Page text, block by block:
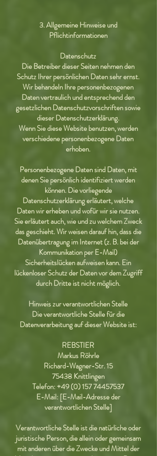
3. Allgemeine Hinweise und
Pflichtinformationen
Datenschutz
Die Betreiber dieser Seiten nehmen den
Schutz Ihrer persönlichen Daten sehr ernst.
Wir behandeln Ihre personenbezogenen
Daten vertraulich und entsprechend den
gesetzlichen Datenschutzvorschriften sowie
dieser Datenschutzerklärung.
Wenn Sie diese Website benutzen, werden
verschiedene personenbezogene Daten
erhoben.
Personenbezogene Daten sind Daten, mit
denen Sie persönlich identifiziert werden
können. Die vorliegende
Datenschutzerklärung erläutert, welche
Daten wir erheben und wofür wir sie nutzen.
Sie erläutert auch, wie und zu welchem Zweck
das geschieht. Wir weisen darauf hin, dass die
Datenübertragung im Internet (z. B. bei der
Kommunikation per E-Mail)
Sicherheitslücken aufweisen kann. Ein
lückenloser Schutz der Daten vor dem Zugriff
durch Dritte ist nicht möglich.
Hinweis zur verantwortlichen Stelle
Die verantwortliche Stelle für die
Datenverarbeitung auf dieser Website ist:
REBSTIER
Markus Röhrle
Richard-Wagner-Str. 15
75438 Knittlingen
Telefon:+49 (0) 157 74457537
E-Mail: [E-Mail-Adresse der
verantwortlichen Stelle]
Verantwortliche Stelle ist die natürliche oder
juristische Person, die allein oder gemeinsam
mit anderen über die Zwecke und Mittel der